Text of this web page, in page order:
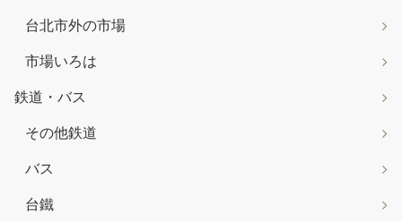
台北市外の市場
市場いろは
鉄道・バス
その他鉄道
バス
台鐵